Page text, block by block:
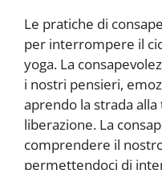
Le pratiche di
per interrompere il
yoga. La
i nostri pensieri,
aprendo la strada
liberazione. La
comprendere il
permettendoci di